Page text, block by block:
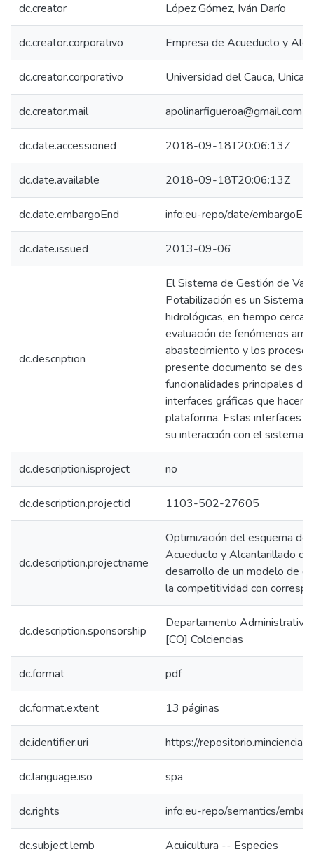
dc.creator López Gómez, Iván Darío
dc.creator.corporativo Empresa de Acueducto y
dc.creator.corporativo Universidad del Cauca,
dc.creator.mail apolinarfigueroa@gmail.com
dc.date.accessioned 2018-09-18T20:06:13Z
dc.date.available 2018-09-18T20:06:13Z
dc.date.embargoEnd info:eu-repo/date/
dc.date.issued 2013-09-06
dc.description
El Sistema de Gestión de
Potabilización es un Sistema
hidrológicas, en tiempo
evaluación de fenómenos
abastecimiento y los
presente documento se
funcionalidades principales
interfaces gráficas que hacen
plataforma. Estas interfaces
su interacción con el sistema.
dc.description.isproject no
dc.description.projectid 1103-502-27605
dc.description.projectname
Optimización del esquema
Acueducto y Alcantarillado
desarrollo de un modelo de
la competitividad con
dc.description.sponsorship
Departamento Administrativo
[CO] Colciencias
dc.format pdf
dc.format.extent 13 páginas
dc.identifier.uri https://
dc.language.iso spa
dc.rights info:eu-repo/semantics/
dc.subject.lemb Acuicultura -- Especies